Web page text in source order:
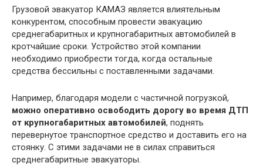
Грузовой эвакуатор КАМАЗ является влиятельным
конкурентом, способным провести эвакуацию
среднегабаритных и крупногабаритных автомобилей в
кротчайшие сроки. Устройство этой компании
необходимо приобрести тогда, когда остальные
средства бессильны с поставленными задачами.
Например, благодаря модели с частичной погрузкой,
можно оперативно освободить дорогу во время ДТП
от крупногабаритных автомобилей, поднять
перевернутое транспортное средство и доставить его на
стоянку. С этими задачами не в силах справиться
среднегабаритные эвакуаторы.